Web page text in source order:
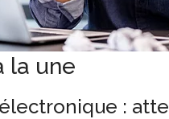
la une
: